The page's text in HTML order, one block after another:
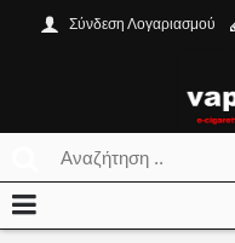
Σύνδεση Λογαριασμού